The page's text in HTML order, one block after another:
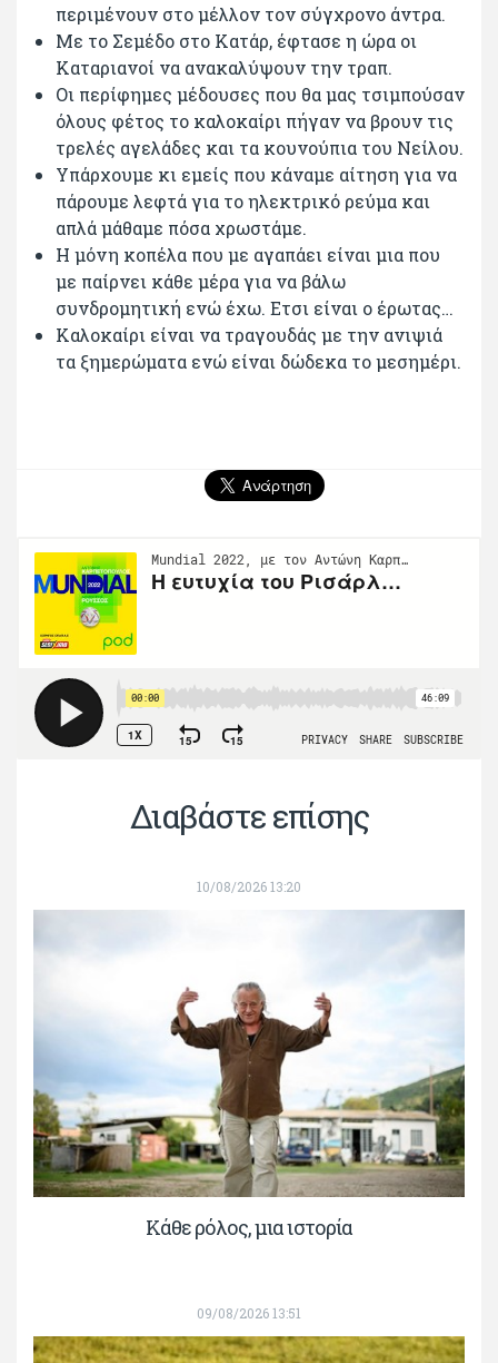
περιμένουν στο μέλλον τον σύγχρονο άντρα.
Με το Σεμέδο στο Κατάρ, έφτασε η ώρα οι
Καταριανοί να ανακαλύψουν την τραπ.
Οι περίφημες μέδουσες που θα μας τσιμπούσαν
όλους φέτος το καλοκαίρι πήγαν να βρουν τις
τρελές αγελάδες και τα κουνούπια του Νείλου.
Υπάρχουμε κι εμείς που κάναμε αίτηση για να
πάρουμε λεφτά για το ηλεκτρικό ρεύμα και
απλά μάθαμε πόσα χρωστάμε.
Η μόνη κοπέλα που με αγαπάει είναι μια που
με παίρνει κάθε μέρα για να βάλω
συνδρομητική ενώ έχω. Ετσι είναι ο έρωτας…
Καλοκαίρι είναι να τραγουδάς με την ανιψιά
τα ξημερώματα ενώ είναι δώδεκα το μεσημέρι.
Διαβάστε επίσης
10/08/2026 13:20
Κάθε ρόλος, μια ιστορία
09/08/2026 13:51